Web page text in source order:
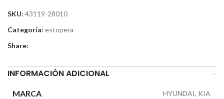
SKU: 43119-28010
Categoría: estopera
Share:
INFORMACIÓN ADICIONAL
MARCA HYUNDAI, KIA